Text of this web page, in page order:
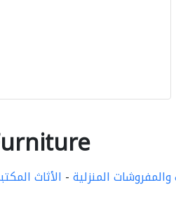
والمفروشات المنزلية- الأثاث